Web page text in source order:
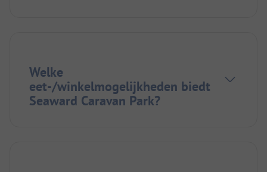
Welke
eet-/winkelmogelijkheden biedt
Seaward Caravan Park?